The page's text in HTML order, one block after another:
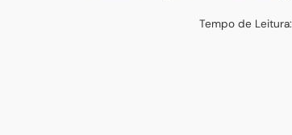
Tempo de Leitura: